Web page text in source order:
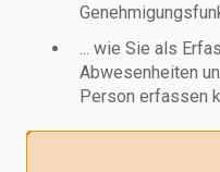
... wie Sie als
Abwesenheiten
Person erfassen